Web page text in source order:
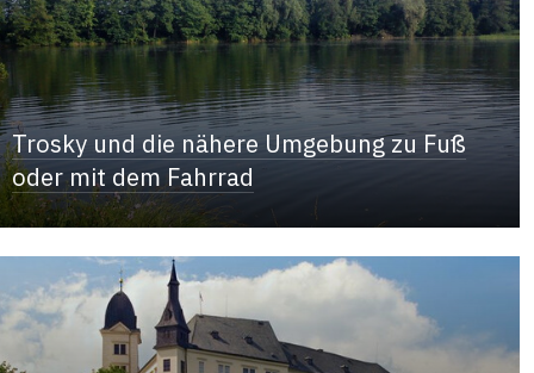
Trosky und die nähere Umgebung zu Fuß
oder mit dem Fahrrad